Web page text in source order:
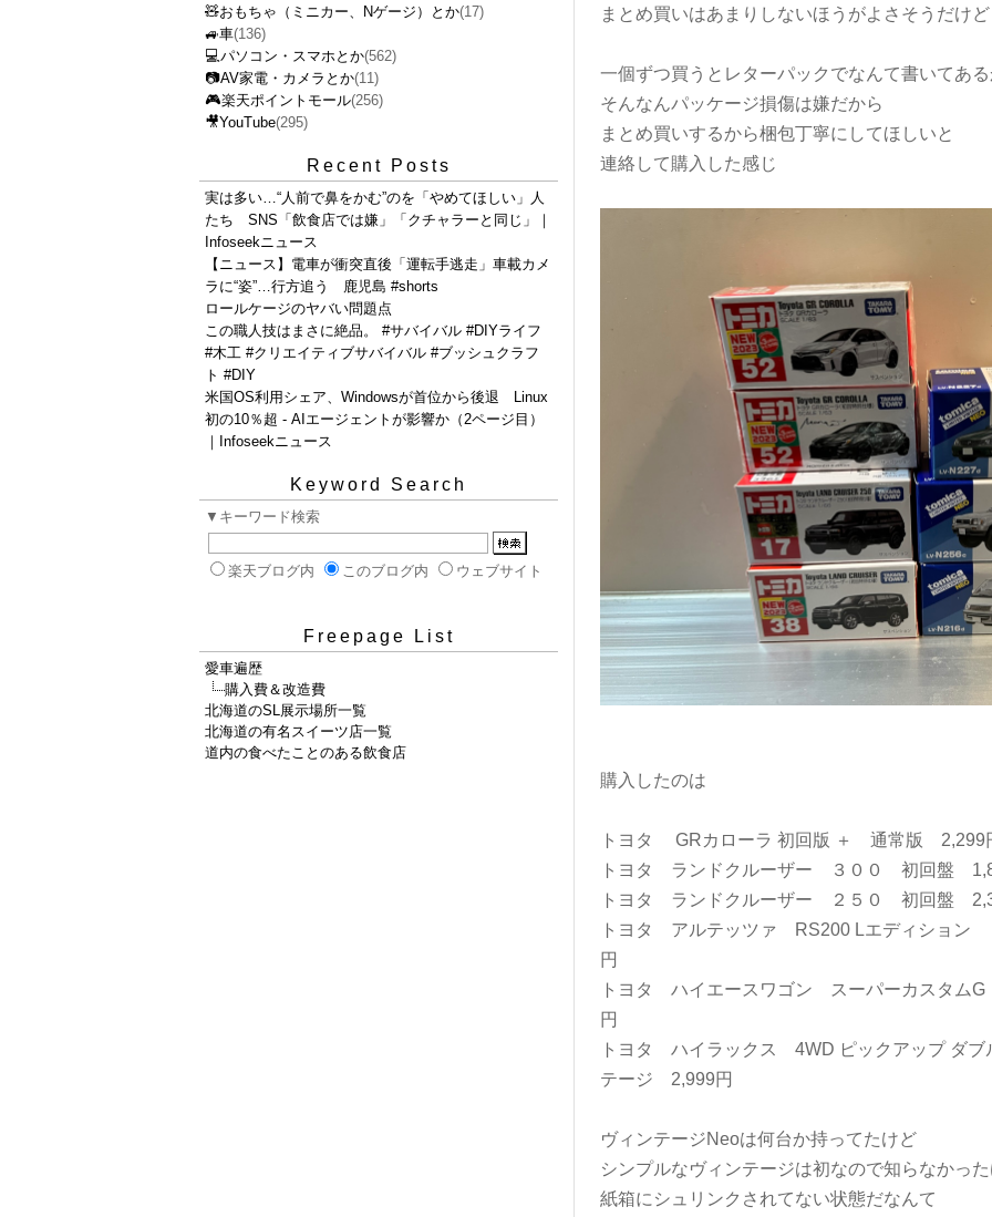
🧸おもちゃ（ミニカー、Nゲージ）とか(17)
🚙車(136)
💻パソコン・スマホとか(562)
📷AV家電・カメラとか(11)
🎮楽天ポイントモール(256)
🎥YouTube(295)
Recent Posts
実は多い…“人前で鼻をかむ”のを「やめてほしい」人
たち SNS「飲食店では嫌」「クチャラーと同じ」｜
Infoseekニュース
【ニュース】電車が衝突直後「運転手逃走」車載カメ
ラに“姿”…行方追う 鹿児島 #shorts
ロールケージのヤバい問題点
この職人技はまさに絶品。 #サバイバル #DIYライフ
#木工 #クリエイティブサバイバル #ブッシュクラフ
ト #DIY
米国OS利用シェア、Windowsが首位から後退 Linux
初の10％超 - AIエージェントが影響か（2ページ目）
｜Infoseekニュース
Keyword Search
▼キーワード検索
楽天ブログ内 このブログ内 ウェブサイト
Freepage List
愛車遍歴
購入費＆改造費
北海道のSL展示場所一覧
北海道の有名スイーツ店一覧
道内の食べたことのある飲食店
まとめ買いはあまりしないほうがよさそうだけど
一個ずつ買うとレターパックでなんて書いてあ
そんなんパッケージ損傷は嫌だから
まとめ買いするから梱包丁寧にしてほしいと
連絡して購入した感じ
購入したのは
トヨタ GRカローラ 初回版 ＋ 通常版 2,299
トヨタ ランドクルーザー ３００ 初回盤
トヨタ ランドクルーザー ２５０ 初回盤
トヨタ アルテッツァ RS200 Lエディション
円
トヨタ ハイエースワゴン スーパーカスタム
円
トヨタ ハイラックス 4WD ピックアップ ダ
テージ 2,999円
ヴィンテージNeoは何台か持ってたけど
シンプルなヴィンテージは初なので知らなかっ
紙箱にシュリンクされてない状態だなんて